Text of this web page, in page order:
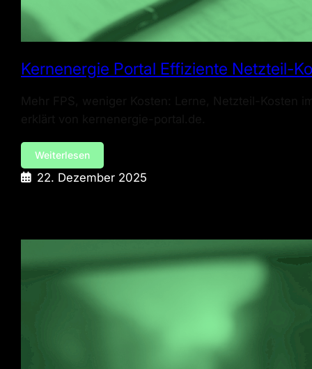
Kernenergie Portal Effiziente Netzteil-
Weiterlesen
22. Dezember 2025